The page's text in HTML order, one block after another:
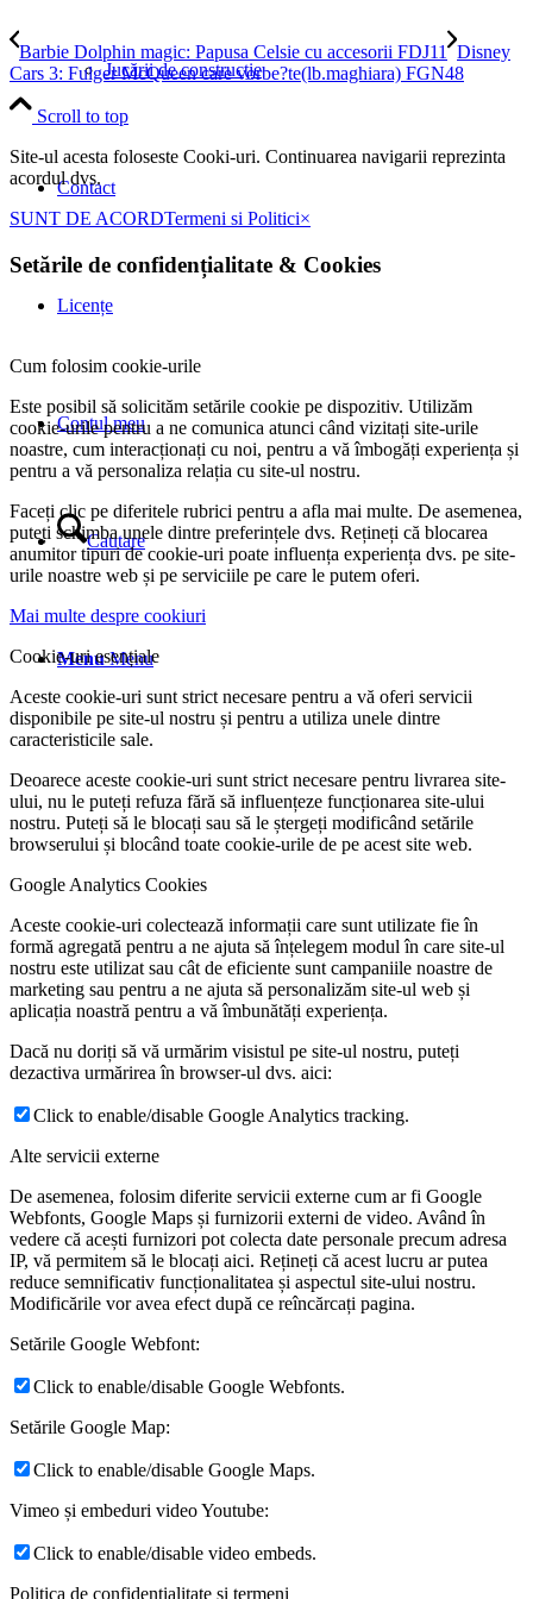
Jucării de construcţie
Contact
Licențe
Contul meu
Cautare
Menu Menu
Barbie Dolphin magic: Papusa Celsie cu accesorii FDJ11 Disney
Cars 3: Fulger McQueen care vorbe?te(lb.maghiara) FGN48
Scroll to top
Site-ul acesta foloseste Cooki-uri. Continuarea navigarii reprezinta
acordul dvs.
SUNT DE ACORDTermeni si Politici×
Setările de confidențialitate & Cookies
Cum folosim cookie-urile
Este posibil să solicităm setările cookie pe dispozitiv. Utilizăm
cookie-urile pentru a ne comunica atunci când vizitați site-urile
noastre, cum interacționați cu noi, pentru a vă îmbogăți experiența și
pentru a vă personaliza relația cu site-ul nostru.
Faceți clic pe diferitele rubrici pentru a afla mai multe. De asemenea,
puteți schimba unele dintre preferințele dvs. Rețineți că blocarea
anumitor tipuri de cookie-uri poate influența experiența dvs. pe site-
urile noastre web și pe serviciile pe care le putem oferi.
Mai multe despre cookiuri
Cookie-uri esențiale
Aceste cookie-uri sunt strict necesare pentru a vă oferi servicii
disponibile pe site-ul nostru și pentru a utiliza unele dintre
caracteristicile sale.
Deoarece aceste cookie-uri sunt strict necesare pentru livrarea site-
ului, nu le puteți refuza fără să influențeze funcționarea site-ului
nostru. Puteți să le blocați sau să le ștergeți modificând setările
browserului și blocând toate cookie-urile de pe acest site web.
Google Analytics Cookies
Aceste cookie-uri colectează informații care sunt utilizate fie în
formă agregată pentru a ne ajuta să înțelegem modul în care site-ul
nostru este utilizat sau cât de eficiente sunt campaniile noastre de
marketing sau pentru a ne ajuta să personalizăm site-ul web și
aplicația noastră pentru a vă îmbunătăți experiența.
Dacă nu doriți să vă urmărim visistul pe site-ul nostru, puteți
dezactiva urmărirea în browser-ul dvs. aici:
Click to enable/disable Google Analytics tracking.
Alte servicii externe
De asemenea, folosim diferite servicii externe cum ar fi Google
Webfonts, Google Maps și furnizorii externi de video. Având în
vedere că acești furnizori pot colecta date personale precum adresa
IP, vă permitem să le blocați aici. Rețineți că acest lucru ar putea
reduce semnificativ funcționalitatea și aspectul site-ului nostru.
Modificările vor avea efect după ce reîncărcați pagina.
Setările Google Webfont:
Click to enable/disable Google Webfonts.
Setările Google Map:
Click to enable/disable Google Maps.
Vimeo și embeduri video Youtube:
Click to enable/disable video embeds.
Politica de confidentialitate si termeni